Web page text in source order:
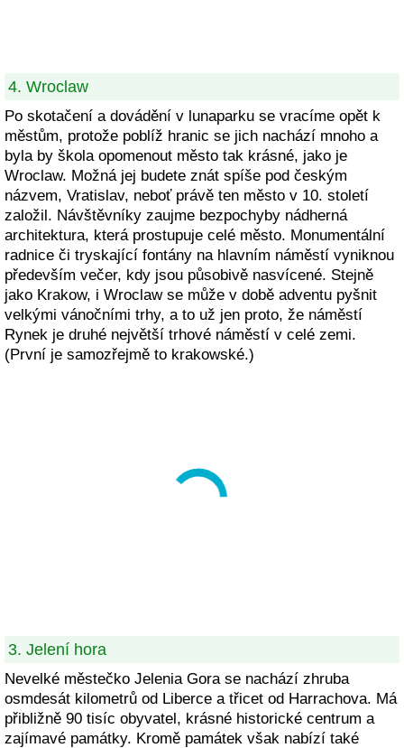
4. Wroclaw
Po skotačení a dovádění v lunaparku se vracíme opět k
městům, protože poblíž hranic se jich nachází mnoho a
byla by škola opomenout město tak krásné, jako je
Wroclaw. Možná jej budete znát spíše pod českým
názvem, Vratislav, neboť právě ten město v 10. století
založil. Návštěvníky zaujme bezpochyby nádherná
architektura, která prostupuje celé město. Monumentální
radnice či tryskající fontány na hlavním náměstí vyniknou
především večer, kdy jsou působivě nasvícené. Stejně
jako Krakow, i Wroclaw se může v době adventu pyšnit
velkými vánočními trhy, a to už jen proto, že náměstí
Rynek je druhé největší trhové náměstí v celé zemi.
(První je samozřejmě to krakowské.)
3. Jelení hora
Nevelké městečko Jelenia Gora se nachází zhruba
osmdesát kilometrů od Liberce a třicet od Harrachova. Má
přibližně 90 tisíc obyvatel, krásné historické centrum a
zajímavé památky. Kromě památek však nabízí také